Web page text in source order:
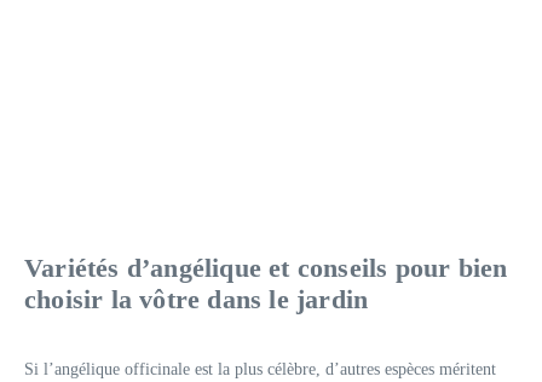
Variétés d’angélique et conseils pour bien
choisir la vôtre dans le jardin
Si l’angélique officinale est la plus célèbre, d’autres espèces méritent